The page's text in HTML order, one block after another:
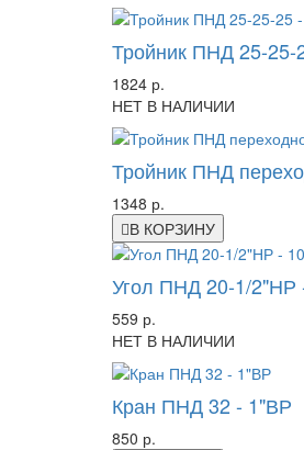
Тройник ПНД 25-25-
1824 р.
НЕТ В НАЛИЧИИ
Тройник ПНД
1348 р.
В КОРЗИНУ
Угол ПНД 20-1/2"НР
559 р.
НЕТ В НАЛИЧИИ
Кран ПНД 32 - 1"ВР
850 р.